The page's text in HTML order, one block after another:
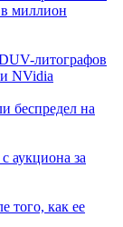
миллион
литографов
NVidia
беспредел на
аукциона за
того, как ее